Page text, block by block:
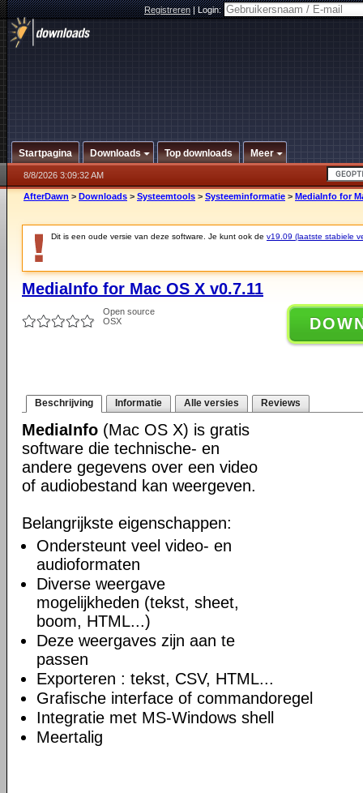
Registreren|Login:
Startpagina Downloads Top downloads Meer
8/8/2026 3:09:32 AM
AfterDawn > Downloads > Systeemtools > Systeeminformatie > MediaInfo for
Dit is een oude versie van deze software. Je kunt ook de v19.09 (laatste stabiele
MediaInfo for Mac OS X v0.7.11
Open source
OSX
Beschrijving Informatie Alle versies Reviews
MediaInfo (Mac OS X) is gratis
software die technische- en
andere gegevens over een video
of audiobestand kan weergeven.
Belangrijkste eigenschappen:
Ondersteunt veel video- en
audioformaten
Diverse weergave
mogelijkheden (tekst, sheet,
boom, HTML...)
Deze weergaves zijn aan te
passen
Exporteren : tekst, CSV, HTML...
Grafische interface of commandoregel
Integratie met MS-Windows shell
Meertalig